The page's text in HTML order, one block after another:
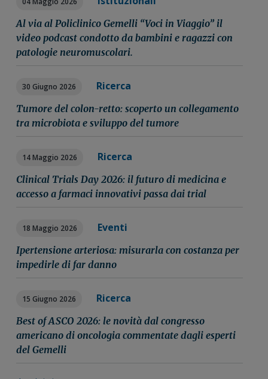
Al via al Policlinico Gemelli “Voci in Viaggio” il
video podcast condotto da bambini e ragazzi con
patologie neuromuscolari.
30 Giugno 2026 Ricerca
Tumore del colon-retto: scoperto un collegamento
tra microbiota e sviluppo del tumore
14 Maggio 2026 Ricerca
Clinical Trials Day 2026: il futuro di medicina e
accesso a farmaci innovativi passa dai trial
18 Maggio 2026 Eventi
Ipertensione arteriosa: misurarla con costanza per
impedirle di far danno
15 Giugno 2026 Ricerca
Best of ASCO 2026: le novità dal congresso
americano di oncologia commentate dagli esperti
del Gemelli